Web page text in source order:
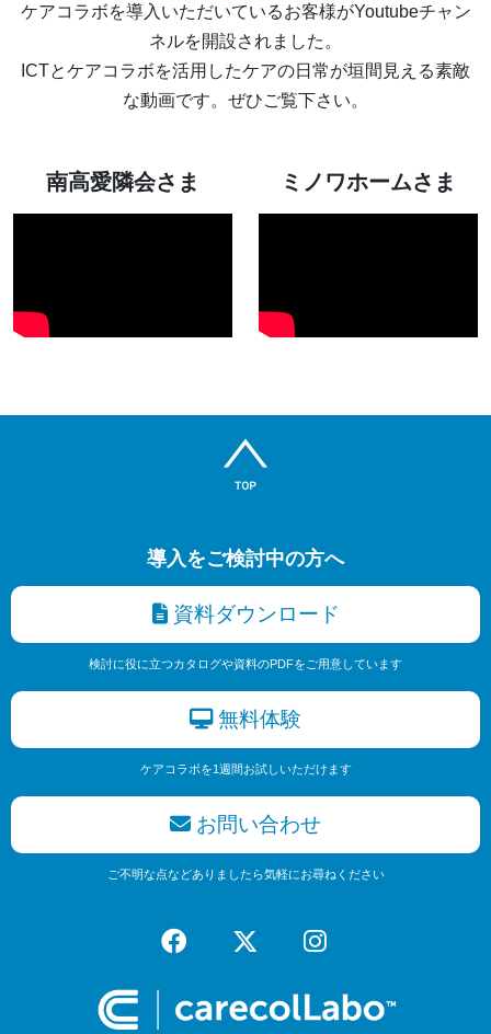
ケアコラボを導入いただいているお客様がYoutubeチャン
ネルを開設されました。
ICTとケアコラボを活用したケアの日常が垣間見える素敵
な動画です。ぜひご覧下さい。
南高愛隣会さま ミノワホームさま
導入をご検討中の方へ
資料ダウンロード
検討に役に立つカタログや資料のPDFをご用意しています
無料体験
ケアコラボを1週間お試しいただけます
お問い合わせ
ご不明な点などありましたら気軽にお尋ねください